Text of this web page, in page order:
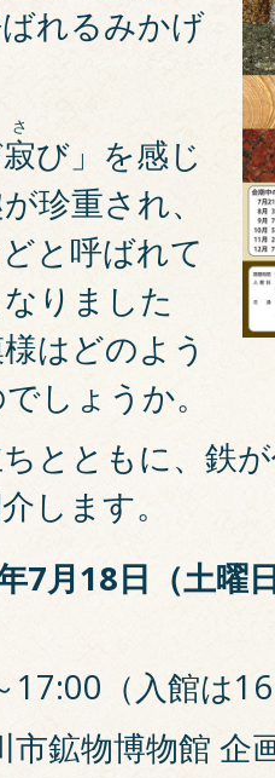
ばれるみかげ
寂
さ
び」を感じ
珍重され、
と呼ばれて
りました
はどのよう
しょうか。
とともに、鉄
します。
7月18日（土曜
17:00（入館は
市鉱物博物館 企